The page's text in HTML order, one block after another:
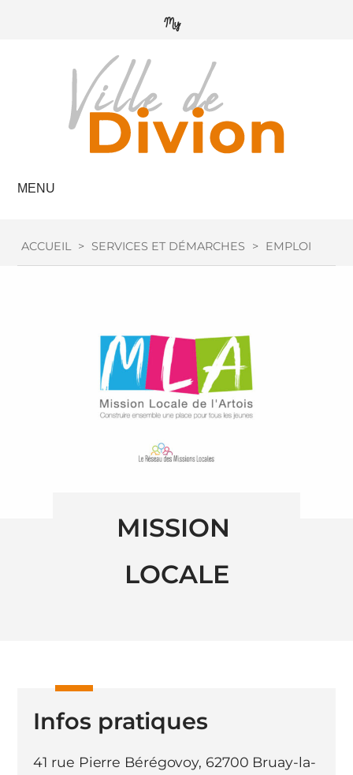
MENU
ACCUEIL > SERVICES ET DÉMARCHES > EMPLOI /
MISSION
LOCALE
Infos pratiques
41 rue Pierre Bérégovoy, 62700 Bruay-la-